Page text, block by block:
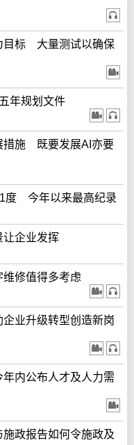
目标 大量测试以确保
年规划文件
措施 既要发展AI亦要
度 今年以来最高纪录
让企业发挥
修值得多考虑
业升级转型创造新岗
内公布人才及人力需
政报告如何令施政及